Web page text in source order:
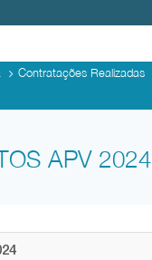
Contratações Realizadas
APV 2024